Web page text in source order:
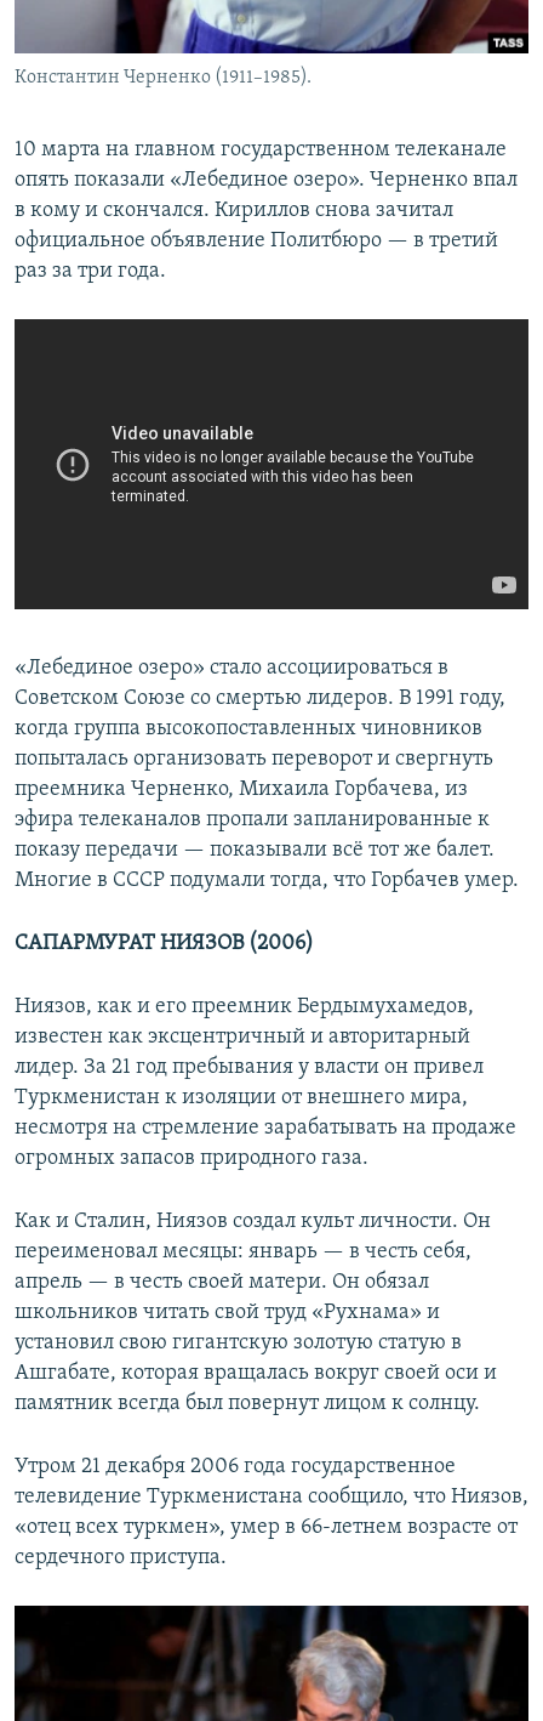
Константин Черненко (1911–1985).
10 марта на главном государственном телеканале
опять показали «Лебединое озеро». Черненко впал
в кому и скончался. Кириллов снова зачитал
официальное объявление Политбюро — в третий
раз за три года.
«Лебединое озеро» стало ассоциироваться в
Советском Союзе со смертью лидеров. В 1991 году,
когда группа высокопоставленных чиновников
попыталась организовать переворот и свергнуть
преемника Черненко, Михаила Горбачева, из
эфира телеканалов пропали запланированные к
показу передачи — показывали всё тот же балет.
Многие в СССР подумали тогда, что Горбачев умер.
САПАРМУРАТ НИЯЗОВ (2006)
Ниязов, как и его преемник Бердымухамедов,
известен как эксцентричный и авторитарный
лидер. За 21 год пребывания у власти он привел
Туркменистан к изоляции от внешнего мира,
несмотря на стремление зарабатывать на продаже
огромных запасов природного газа.
Как и Сталин, Ниязов создал культ личности. Он
переименовал месяцы: январь — в честь себя,
апрель — в честь своей матери. Он обязал
школьников читать свой труд «Рухнама» и
установил свою гигантскую золотую статую в
Ашгабате, которая вращалась вокруг своей оси и
памятник всегда был повернут лицом к солнцу.
Утром 21 декабря 2006 года государственное
телевидение Туркменистана сообщило, что Ниязов,
«отец всех туркмен», умер в 66-летнем возрасте от
сердечного приступа.